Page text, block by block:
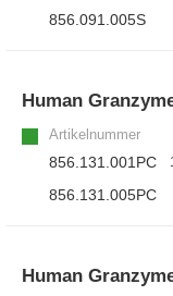
– Monoclonale
White
– Alle White
– A·EL·VIS
856.091.005S
Human
Artikelnummer
856.131.001PC
856.131.005PC
Human